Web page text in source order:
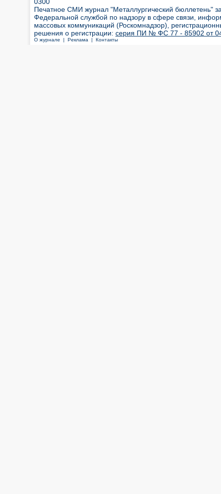
Печатное СМИ журнал "Металлургический бюллетень"
Федеральной службой по надзору в сфере связи,
массовых коммуникаций (Роскомнадзор),
решения о регистрации: серия ПИ № ФС 77 - 85902 от 04
О журнале | Реклама | Контакты